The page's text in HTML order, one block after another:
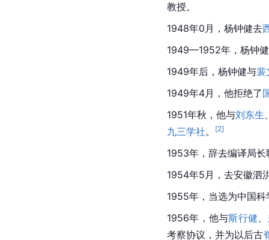
教授。
1948年0月，杨钟健去
1949—1952年，杨钟
1949年后，杨钟健与裴
1949年4月，他拒绝了
1951年秋，他与刘东生
九三学社。 [2]
1953年，辞去编译局长
1954年5月，去安徽泗
1955年，当选为中国
1956年，他与斯行健、
考察协议，并为以后古